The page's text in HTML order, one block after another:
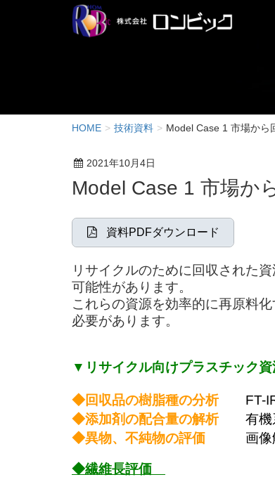
HOME 技術資料 Model Case 1 市場から
2021年10月4日
Model Case 1 市場
資料PDFダウンロード
リサイクルのために回収された
可能性があります。
これらの資源を効率的に再原料
必要があります。
▼ リサイクル向けプラスチック
◆回収品の樹脂種の分析 FT-
◆添加剤の配合量の解析 有
◆異物、不純物の評価 画
◆繊維長評価